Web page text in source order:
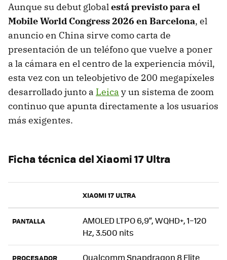
Aunque su debut globalestá previsto para el
Mobile World Congress 2026 en Barcelona, el
anuncio en China sirve como carta de
presentación de un teléfono que vuelve a poner
a la cámara en el centro de la experiencia móvil,
esta vez con un teleobjetivo de 200 megapíxeles
desarrollado junto a Leica y un sistema de zoom
continuo que apunta directamente a los usuarios
más exigentes.
Ficha técnica del Xiaomi 17 Ultra
XIAOMI 17 ULTRA
PANTALLA
AMOLED LTPO 6,9”, WQHD+, 1–120
Hz, 3.500 nits
PROCESADOR Qualcomm Snapdragon 8 Elite